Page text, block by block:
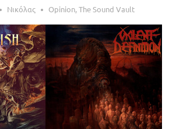
Νικόλας Opinion,The Sound Vault